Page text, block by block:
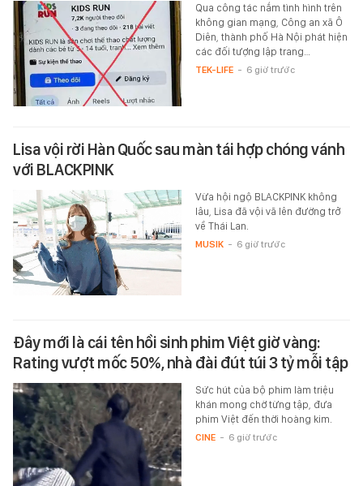
Qua công tác nắm tình hình trên
không gian mạng, Công an xã Ô
Diên, thành phố Hà Nội phát hiện
các đối tượng lập trang…
TEK-LIFE - 6 giờ trước
Lisa vội rời Hàn Quốc sau màn tái hợp chóng vánh
với BLACKPINK
Vừa hội ngộ BLACKPINK không
lâu, Lisa đã vội vã lên đường trở
về Thái Lan.
MUSIK - 6 giờ trước
Đây mới là cái tên hồi sinh phim Việt giờ vàng:
Rating vượt mốc 50%, nhà đài đút túi 3 tỷ mỗi tập
Sức hút của bộ phim làm triệu
khán mong chờ từng tập, đưa
phim Việt đến thời hoàng kim.
CINE - 6 giờ trước